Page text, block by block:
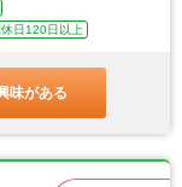
日120日以上
味がある